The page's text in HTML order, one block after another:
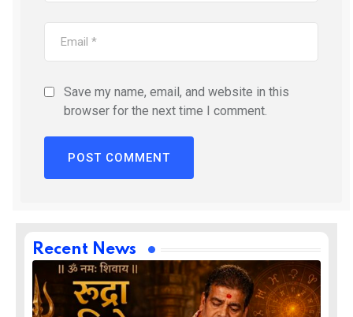
Save my name, email, and website in this
browser for the next time I comment.
Recent News